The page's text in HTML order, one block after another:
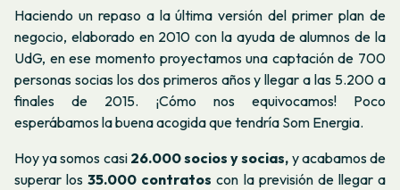
Haciendo un repaso a la última versión del primer plan de
negocio, elaborado en 2010 con la ayuda de alumnos de la
UdG, en ese momento proyectamos una captación de 700
personas socias los dos primeros años y llegar a las 5.200 a
finales de 2015. ¡Cómo nos equivocamos! Poco
esperábamos la buena acogida que tendría Som Energia.
Hoy ya somos casi 26.000 socios y socias, y acabamos de
superar los35.000 contratos con la previsión de llegar a